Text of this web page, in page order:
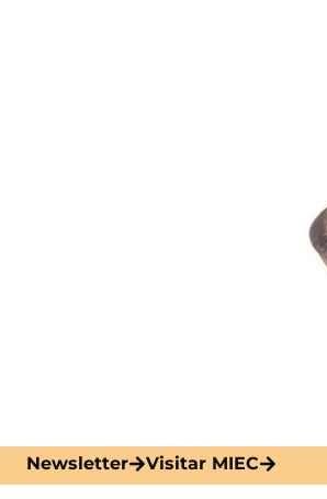
Newsletter Visitar MIEC